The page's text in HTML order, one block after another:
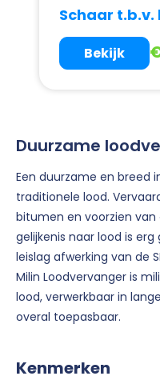
Schaar
Bekijk
Duurzame
Een duurzame en breed
traditionele lood.
bitumen en voorzien
gelijkenis naar lood is
leislag afwerking van de
Milin Loodvervanger is
lood, verwerkbaar in
overal toepasbaar.
Kenmerken